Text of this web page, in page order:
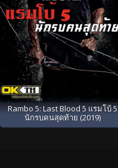
Rambo 5: Last Blood 5 แรมโบ้ 5
นักรบคนสุดท้าย (2019)